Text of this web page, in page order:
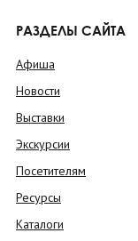
РАЗДЕЛЫ САЙТА
Афиша
Новости
Выставки
Экскурсии
Посетителям
Ресурсы
Каталоги